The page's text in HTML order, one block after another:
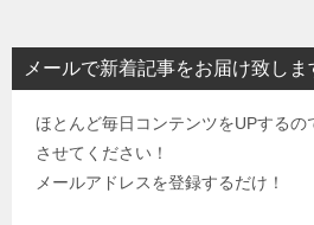
メールで新着記事をお届け致しま
ほとんど毎日コンテンツをUPする
させてください！
メールアドレスを登録するだけ！